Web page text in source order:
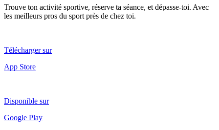
Trouve ton activité sportive, réserve ta séance, et dépasse-toi. Avec
les meilleurs pros du sport près de chez toi.
Télécharger sur
App Store
Disponible sur
Google Play